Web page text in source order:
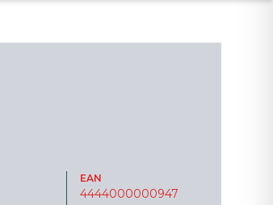
EAN
4444000000947